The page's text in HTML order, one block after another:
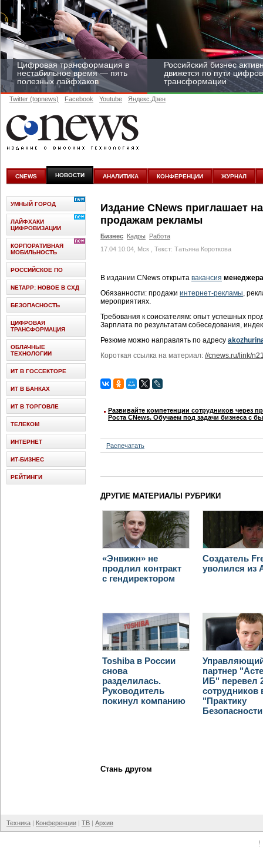
Цифровая трансформация в
нестабильное время — пять
полезных лайфхаков
Российский бизнес
движется по пути
трансформации
цифровизироваться со
скоростью крупных
корпораций
Twitter (topnews) Facebook Youtube Яндекс.Дзен
CNEWS НОВОСТИ АНАЛИТИКА КОНФЕРЕНЦИИ ЖУРНАЛ
Издание CNews приглашает
продажам рекламы
Бизнес Кадры
Работа
17.04 10:04, Мск , Текст: Татьяна Короткова
В издании CNews открыта вакансия
Обязанности: продажи интернет-рекламы,
мероприятиях.
Требования к соискателям: опыт успешных
Зарплата по результатам собеседования,
Резюме можно направлять по адресу
Короткая ссылка на материал: //cnews.ru/link/
Развивайте компетенции сотрудников через
Роста CNews. Обучаем под задачи бизнеса с
Распечатать
ДРУГИЕ МАТЕРИАЛЫ РУБРИКИ
«Энвижн» не
продлил контракт
с гендиректором
Создатель
уволился из
Toshiba в России
снова
разделилась.
Руководитель
покинул компанию
партнер
ИБ" перевел
сотрудников
"Практику
Стань другом
УМНЫЙ ГОРОД
ЛАЙФХАКИ
ЦИФРОВИЗАЦИИ
КОРПОРАТИВНАЯ
МОБИЛЬНОСТЬ
РОССИЙСКОЕ ПО
NETAPP: НОВОЕ В СХД
БЕЗОПАСНОСТЬ
ЦИФРОВАЯ
ТРАНСФОРМАЦИЯ
ОБЛАЧНЫЕ
ТЕХНОЛОГИИ
ИТ В ГОССЕКТОРЕ
ИТ В БАНКАХ
ИТ В ТОРГОВЛЕ
ТЕЛЕКОМ
ИНТЕРНЕТ
ИТ-БИЗНЕС
РЕЙТИНГИ
Техника Конференции ТВ Архив